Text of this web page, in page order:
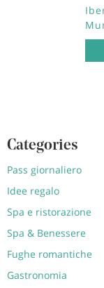
Categories
Pass giornaliero
Idee regalo
Spa e ristorazione
Spa & Benessere
Fughe romantiche
Gastronomia